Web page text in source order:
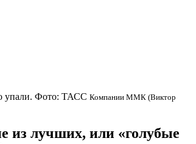
Компании ММК (Виктор
из лучших, или «голубые